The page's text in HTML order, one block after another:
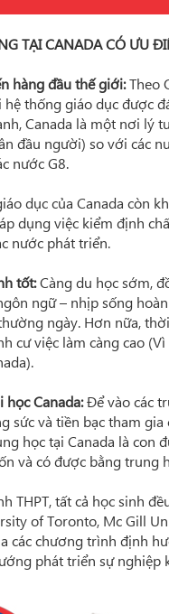
TẠI CANADA CÓ ƯU
đầu thế giới:Theo
thống giáo dục được
Canada là một nơi lý
đầu người) so với các
nước G8.
dục của Canada còn
dụng việc kiểm định
nước phát triển.
tốt:Càng du học sớm,
ngữ – nhịp sống
ngày. Hơn nữa,
cư việc làm càng cao
Canada:Để vào các
sức và tiền bạc tham
học tại Canada là con
và có được bằng trung
tất cả học sinh
of Toronto, Mc Gill
các chương trình định
phát triển sự nghiệp